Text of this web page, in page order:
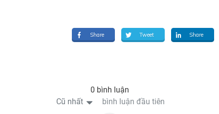
Share Tweet Share
0 bình luận
Cũ nhất
bình luận đầu tiên